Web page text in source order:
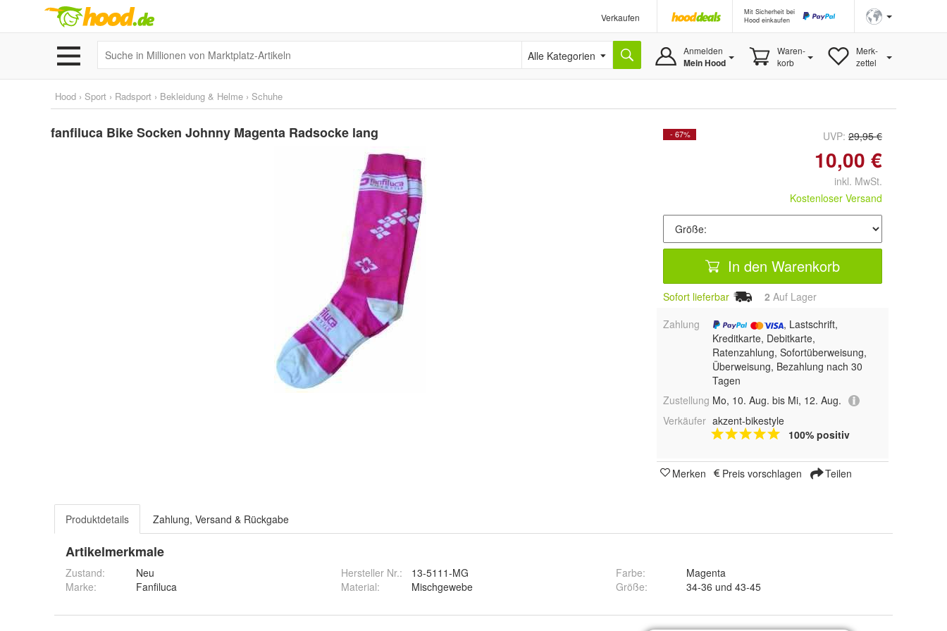
Verkaufen
Mit Sicherheit bei
Hood einkaufen
Alle Kategorien Anmelden
Mein Hood
Waren-
korb
Merk-
zettel
Hood › Sport › Radsport › Bekleidung & Helme › Schuhe
fanfiluca Bike Socken Johnny Magenta Radsocke lang - 67% UVP: 29,95 €
10,00 €
inkl. MwSt.
Kostenloser Versand
In den Warenkorb
Sofort lieferbar 2 Auf Lager
Zahlung
, Lastschrift,
Kreditkarte, Debitkarte,
Ratenzahlung, Sofortüberweisung,
Überweisung, Bezahlung nach 30
Tagen
Zustellung Mo, 10. Aug. bis Mi, 12. Aug.
Verkäufer akzent-bikestyle
100% positiv
Merken Preis vorschlagen Teilen
Produktdetails Zahlung, Versand & Rückgabe
Artikelmerkmale
Zustand:
Neu
Marke:
Fanfiluca
Hersteller Nr.:
13-5111-MG
Material: Mischgewebe
Farbe:
Magenta
Größe: 34-36 und 43-45